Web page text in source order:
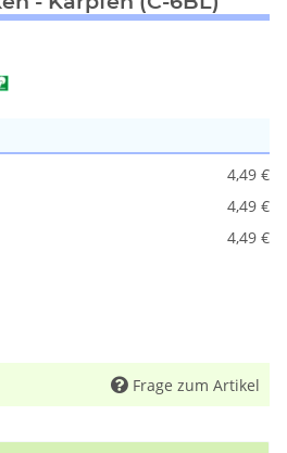
4,49 €
4,49 €
4,49 €
Frage zum Artikel